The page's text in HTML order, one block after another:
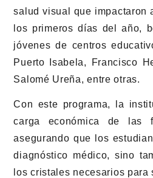
salud visual que impactaron
los primeros días del año,
jóvenes de centros
Puerto Isabela, Francisco
Salomé Ureña, entre otras.
Con este programa, la
carga económica de las
asegurando que los
diagnóstico médico, sino
los cristales necesarios